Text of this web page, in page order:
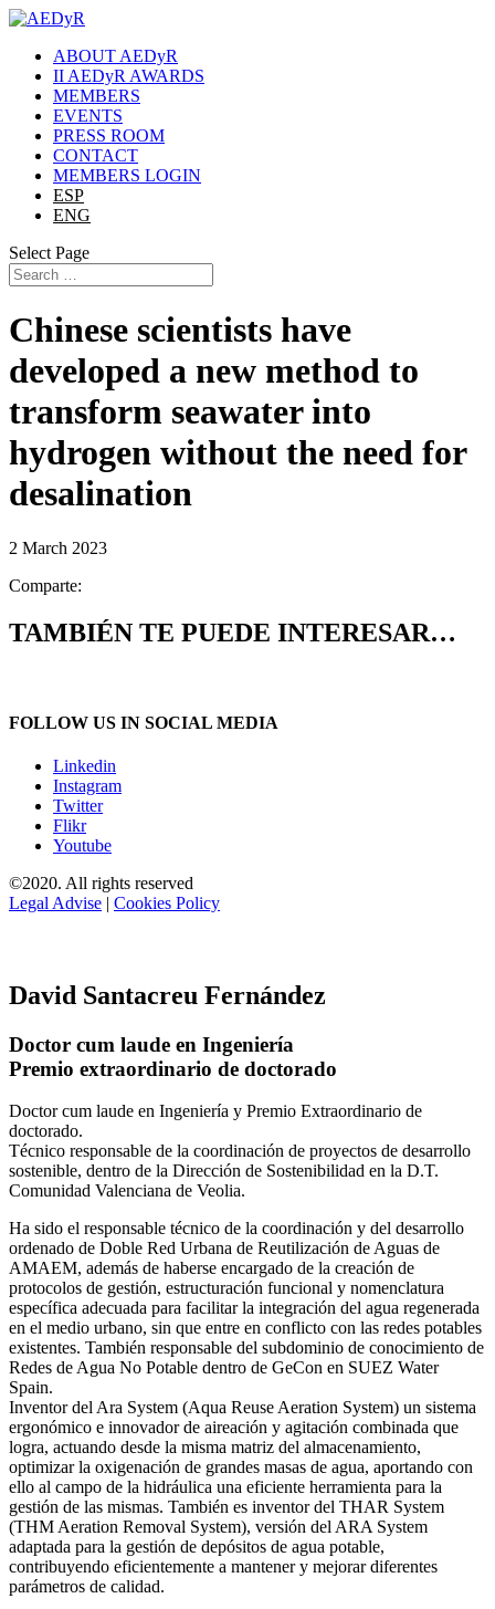
ABOUT AEDyR
II AEDyR AWARDS
MEMBERS
EVENTS
PRESS ROOM
CONTACT
MEMBERS LOGIN
ESP
ENG
Select Page
Chinese scientists have
developed a new method to
transform seawater into
hydrogen without the need for
desalination
2 March 2023
Comparte:
TAMBIÉN TE PUEDE INTERESAR…
FOLLOW US IN SOCIAL MEDIA
Linkedin
Instagram
Twitter
Flikr
Youtube
©2020. All rights reserved
Legal Advise | Cookies Policy
David Santacreu Fernández
Doctor cum laude en Ingeniería
Premio extraordinario de doctorado
Doctor cum laude en Ingeniería y Premio Extraordinario de
doctorado.
Técnico responsable de la coordinación de proyectos de desarrollo
sostenible, dentro de la Dirección de Sostenibilidad en la D.T.
Comunidad Valenciana de Veolia.
Ha sido el responsable técnico de la coordinación y del desarrollo
ordenado de Doble Red Urbana de Reutilización de Aguas de
AMAEM, además de haberse encargado de la creación de
protocolos de gestión, estructuración funcional y nomenclatura
específica adecuada para facilitar la integración del agua regenerada
en el medio urbano, sin que entre en conflicto con las redes potables
existentes. También responsable del subdominio de conocimiento de
Redes de Agua No Potable dentro de GeCon en SUEZ Water
Spain.
Inventor del Ara System (Aqua Reuse Aeration System) un sistema
ergonómico e innovador de aireación y agitación combinada que
logra, actuando desde la misma matriz del almacenamiento,
optimizar la oxigenación de grandes masas de agua, aportando con
ello al campo de la hidráulica una eficiente herramienta para la
gestión de las mismas. También es inventor del THAR System
(THM Aeration Removal System), versión del ARA System
adaptada para la gestión de depósitos de agua potable,
contribuyendo eficientemente a mantener y mejorar diferentes
parámetros de calidad.